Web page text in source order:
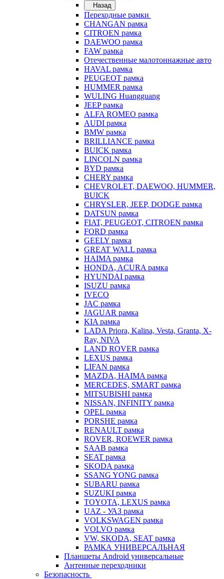
Назад
Переходные рамки
CHANGAN рамка
CITROEN рамка
DAEWOO рамка
FAW рамка
Отечественные малотоннажные авто
HAVAL рамка
PEUGEOT рамка
HUMMER рамка
WULING Huangguang
JEEP рамка
ALFA ROMEO рамка
AUDI рамка
BMW рамка
BRILLIANCE рамка
BUICK рамка
LINCOLN рамка
BYD рамка
CHERY рамка
CHEVROLET, DAEWOO, HUMMER,
BUICK
CHRYSLER, JEEP, DODGE рамка
DATSUN рамка
FIAT, PEUGEOT, CITROEN рамка
FORD рамка
GEELY рамка
GREAT WALL рамка
HAIMA рамка
HONDA, ACURA рамка
HYUNDAI рамка
ISUZU рамка
IVECO
JAC рамка
JAGUAR рамка
KIA рамка
LADA Priora, Kalina, Vesta, Granta, X-
Ray, NIVA
LAND ROVER рамка
LEXUS рамка
LIFAN рамка
MAZDA, HAIMA рамка
MERCEDES, SMART рамка
MITSUBISHI рамка
NISSAN, INFINITY рамка
OPEL рамка
PORSHE рамка
RENAULT рамка
ROVER, ROEWER рамка
SAAB рамка
SEAT рамка
SKODA рамка
SSANG YONG рамка
SUBARU рамка
SUZUKI рамка
TOYOTA, LEXUS рамка
UAZ - УАЗ рамка
VOLKSWAGEN рамка
VOLVO рамка
VW, SKODA, SEAT рамка
РАМКА УНИВЕРСАЛЬНАЯ
Планшеты Android универсальные
Антенные переходники
Безопасность